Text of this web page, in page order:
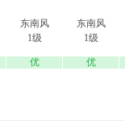
东南风
1级
优
东南风
1级
优